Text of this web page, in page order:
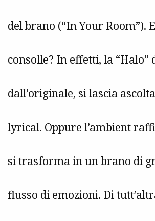
del brano (“In Your Room”).
consolle? In effetti, la
dall’originale, si lascia
lyrical. Oppure l’ambient
si trasforma in un brano di
flusso di emozioni. Di